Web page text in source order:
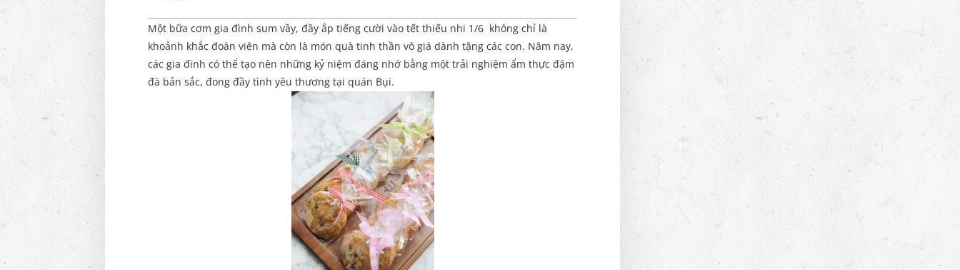
Một bữa cơm gia đình sum vầy, đầy ắp tiếng cười vào tết thiếu nhi 1/6 không chỉ là
khoảnh khắc đoàn viên mà còn là món quà tinh thần vô giá dành tặng các con. Năm nay,
các gia đình có thể tạo nên những kỷ niệm đáng nhớ bằng một trải nghiệm ẩm thực đậm
đà bản sắc, đong đầy tình yêu thương tại quán Bụi.